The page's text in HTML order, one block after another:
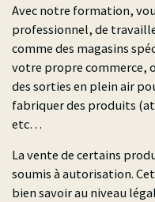
Avec notre formation,
professionnel, de
comme des magasins
votre propre commerce,
des sorties en plein air
fabriquer des produits
etc…
La vente de certains
soumis à autorisation.
bien savoir au niveau